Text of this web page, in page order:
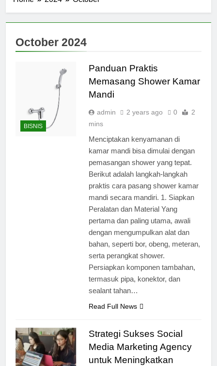
October 2024
BISNIS
Panduan Praktis
Memasang Shower Kamar
Mandi
admin 2 years ago 0
2
mins
Menciptakan kenyamanan di
kamar mandi bisa dimulai dengan
pemasangan shower yang tepat.
Berikut adalah langkah-langkah
praktis cara pasang shower kamar
mandi secara mandiri. 1. Siapkan
Peralatan dan Material Yang
pertama dan paling utama, awali
dengan mengumpulkan alat dan
bahan, seperti bor, obeng, meteran,
serta perangkat shower.
Persiapkan komponen tambahan,
termasuk pipa, konektor, dan
sealant tahan…
Read Full News
Strategi Sukses Social
Media Marketing Agency
untuk Meningkatkan